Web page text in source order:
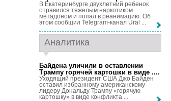
В Екатеринбурге двухлетний ребенок
отравился тяжелым наркотиком
метадоном и попал в реанимацию. Об
этом сообщил Telegram-канал Ural ...
Аналитика
Байдена уличили в оставлении
Трампу горячей картошки в виде ....
Уходящий президент США Джо Байден
оставил избранному американскому
лидеру Дональду Трампу «горячую
картошку» в виде конфликта ...